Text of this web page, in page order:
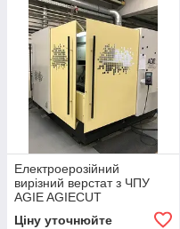
Електроерозійний
вирізний верстат з ЧПУ
AGIE AGIECUT
Ціну уточнюйте